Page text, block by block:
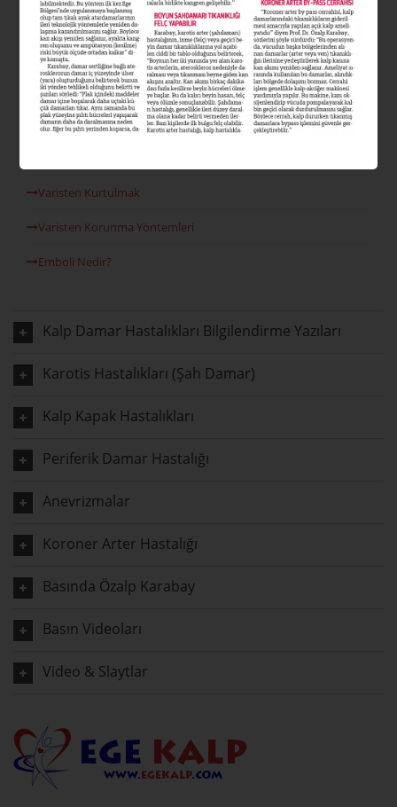
Varis Nedir?
Varis Tipleri Nelerdir?
Varis Nedenleri
Venöz Reflü
Varisten Kurtulmak
Varisten Korunma Yöntemleri
Emboli Nedir?
Kalp Damar Hastalıkları Bilgilendirme Yazıları
Karotis Hastalıkları (Şah Damar)
Kalp Kapak Hastalıkları
Periferik Damar Hastalığı
Anevrizmalar
Koroner Arter Hastalığı
Basında Özalp Karabay
Basın Videoları
Video & Slaytlar